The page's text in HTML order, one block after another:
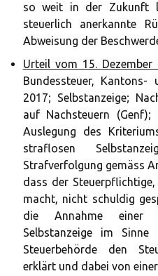
so weit in der Zukunft
steuerlich anerkannte
Abweisung der
Urteil vom 15. Dezember
Bundessteuer, Kantons-
2017; Selbstanzeige;
auf Nachsteuern
Auslegung des
straflosen
Strafverfolgung gemäss
dass der
macht, nicht schuldig
die Annahme einer
Selbstanzeige im
Steuerbehörde den
erklärt und dabei von